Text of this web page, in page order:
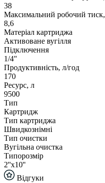
38
Максимальний робочий
8,6
Матеріал картриджа
Активоване вугілля
Підключення
1/4"
Продуктивність, л/год
170
Ресурс, л
9500
Тип
Картридж
Тип картриджа
Швидкознімні
Тип очистки
Вугільна очистка
Типорозмір
2''x10''
Відгуки